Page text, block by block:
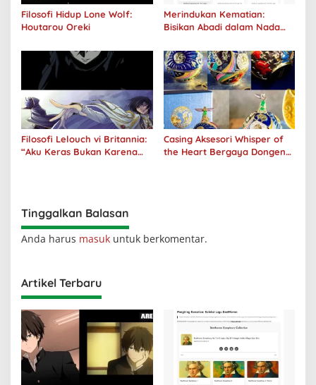
Filosofi Hidup Lone Wolf:
Houtarou Oreki
Merindukan Kematian:
Bisikan Abadi dalam Nada
Filosofi Lelouch vi Britannia:
“Aku Keras Bukan Karena
Casing Aksesori Whisper of
the Heart Bergaya Dongeng
Tinggalkan Balasan
Anda harus masuk untuk berkomentar.
Artikel Terbaru